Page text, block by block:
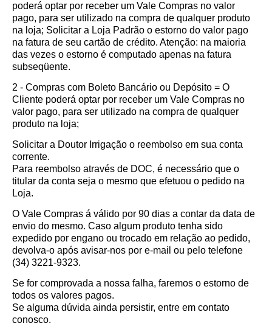
poderá optar por receber um Vale Compras no valor
pago, para ser utilizado na compra de qualquer produto
na loja; Solicitar a Loja Padrão o estorno do valor pago
na fatura de seu cartão de crédito. Atenção: na maioria
das vezes o estorno é computado apenas na fatura
subseqüente.
2 - Compras com Boleto Bancário ou Depósito = O
Cliente poderá optar por receber um Vale Compras no
valor pago, para ser utilizado na compra de qualquer
produto na loja;
Solicitar a Doutor Irrigação o reembolso em sua conta
corrente.
Para reembolso através de DOC, é necessário que o
titular da conta seja o mesmo que efetuou o pedido na
Loja.
O Vale Compras á válido por 90 dias a contar da data de
envio do mesmo. Caso algum produto tenha sido
expedido por engano ou trocado em relação ao pedido,
devolva-o após avisar-nos por e-mail ou pelo telefone
(34) 3221-9323.
Se for comprovada a nossa falha, faremos o estorno de
todos os valores pagos.
Se alguma dúvida ainda persistir, entre em contato
conosco.